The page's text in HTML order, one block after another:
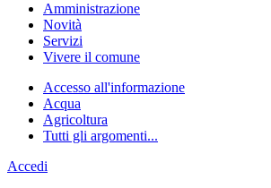
Amministrazione
Novità
Servizi
Vivere il comune
Accesso all'informazione
Acqua
Agricoltura
Tutti gli argomenti...
Accedi